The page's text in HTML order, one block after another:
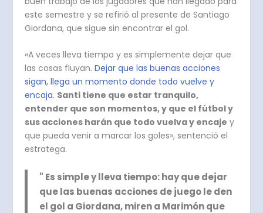
este semestre y se refirió al presente de Santiago
Giordana, que sigue sin encontrar el gol.
«A veces lleva tiempo y es simplemente dejar que
las cosas fluyan. Dejar que las buenas acciones
sigan, llega un momento donde todo vuelve y
encaja. Santi tiene que estar tranquilo,
entender que son momentos, y que el fútbol y
sus acciones harán que todo vuelva y encaje y
que pueda venir a marcar los goles», sentenció el
estratega.
" Es simple y lleva tiempo: hay que dejar
que las buenas acciones de juego le den
el gol a Giordana, miren a Marimón que